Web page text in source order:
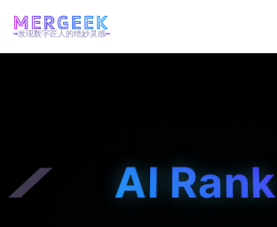
发现数字匠人的绝妙灵感
AI Rank